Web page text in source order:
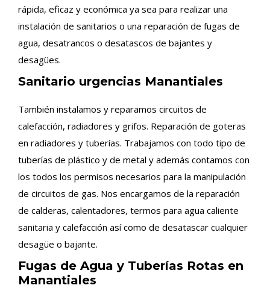
rápida, eficaz y económica ya sea para realizar una
instalación de sanitarios o una reparación de fugas de
agua, desatrancos o desatascos de bajantes y
desagües.
Sanitario urgencias Manantiales
También instalamos y reparamos circuitos de
calefacción, radiadores y grifos. Reparación de goteras
en radiadores y tuberías. Trabajamos con todo tipo de
tuberías de plástico y de metal y además contamos con
los todos los permisos necesarios para la manipulación
de circuitos de gas. Nos encargamos de la reparación
de calderas, calentadores, termos para agua caliente
sanitaria y calefacción así como de desatascar cualquier
desagüe o bajante.
Fugas de Agua y Tuberías Rotas en
Manantiales